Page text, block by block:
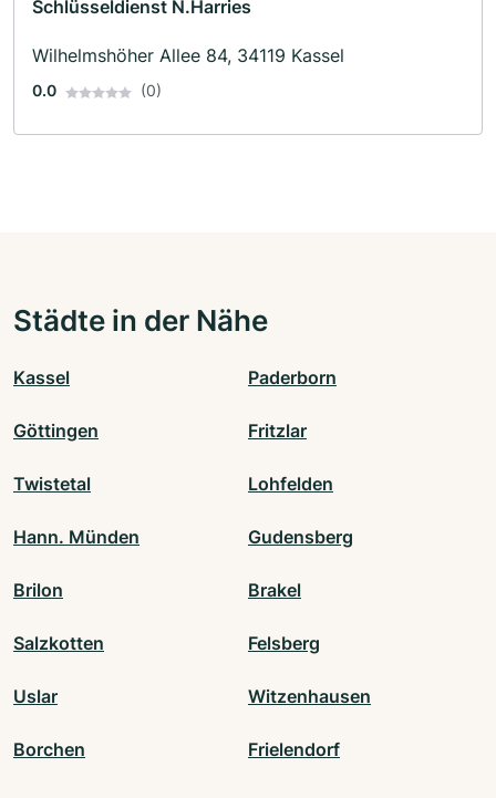
Schlüsseldienst N.Harries
Wilhelmshöher Allee 84, 34119 Kassel
0.0 (0)
Städte in der Nähe
Kassel Paderborn
Göttingen Fritzlar
Twistetal Lohfelden
Hann. Münden Gudensberg
Brilon Brakel
Salzkotten Felsberg
Uslar Witzenhausen
Borchen Frielendorf